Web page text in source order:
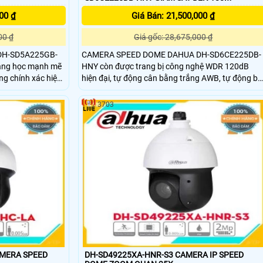
₫
₫
SD5A225GB-
học mạnh mẽ
chính xác hiệu
pháp tất cả
đường dài cho
SPEED DOME
hợp lắp đặt ở
công
Giá Bán: 21,500,000 ₫
Giá gốc: 28,675,000 ₫
CAMERA SPEED DOME DAHUA DH-SD6CE225DB-
HNY còn được trang bị công nghệ WDR 120dB
hiện đại, tự động cân bằng trắng AWB, tự động bù
sáng AGC. . . giúp tăng cường hình ảnh dù môi
trường ánh sáng yếu
SPEED
DH-SD49225XA-HNR-S3 CAMERA IP SPEED
3703